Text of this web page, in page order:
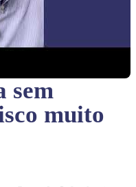
sem
muito